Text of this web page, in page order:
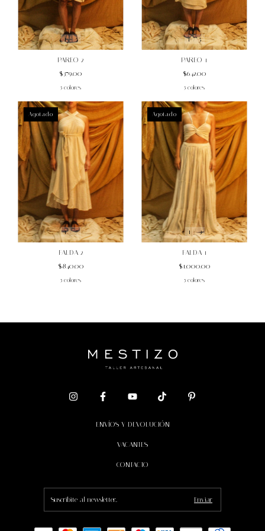
1/5
PAREO 2
$379.00
5 colores
1/5
PAREO 1
$642.00
5 colores
1/7
Agotado
FALDA 2
$840.00
5 colores
1 /3
Agotado
FALDA 1
$1,000.00
5 colores
ENVÍOS Y DEVOLUCIÓN
VACANTES
CONTACTO